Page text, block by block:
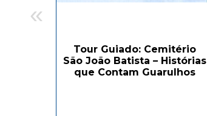
Tour Guiado: Cemitério
São João Batista – Histórias
que Contam Guarulhos
«